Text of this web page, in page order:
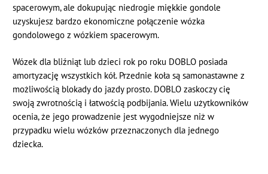
spacerowym, ale dokupując niedrogie miękkie gondole
uzyskujesz bardzo ekonomiczne połączenie wózka
gondolowego z wózkiem spacerowym.
Wózek dla bliźniąt lub dzieci rok po roku DOBLO posiada
amortyzację wszystkich kół. Przednie koła są samonastawne z
możliwością blokady do jazdy prosto. DOBLO zaskoczy cię
swoją zwrotnością i łatwością podbijania. Wielu użytkowników
ocenia, że jego prowadzenie jest wygodniejsze niż w
przypadku wielu wózków przeznaczonych dla jednego
dziecka.